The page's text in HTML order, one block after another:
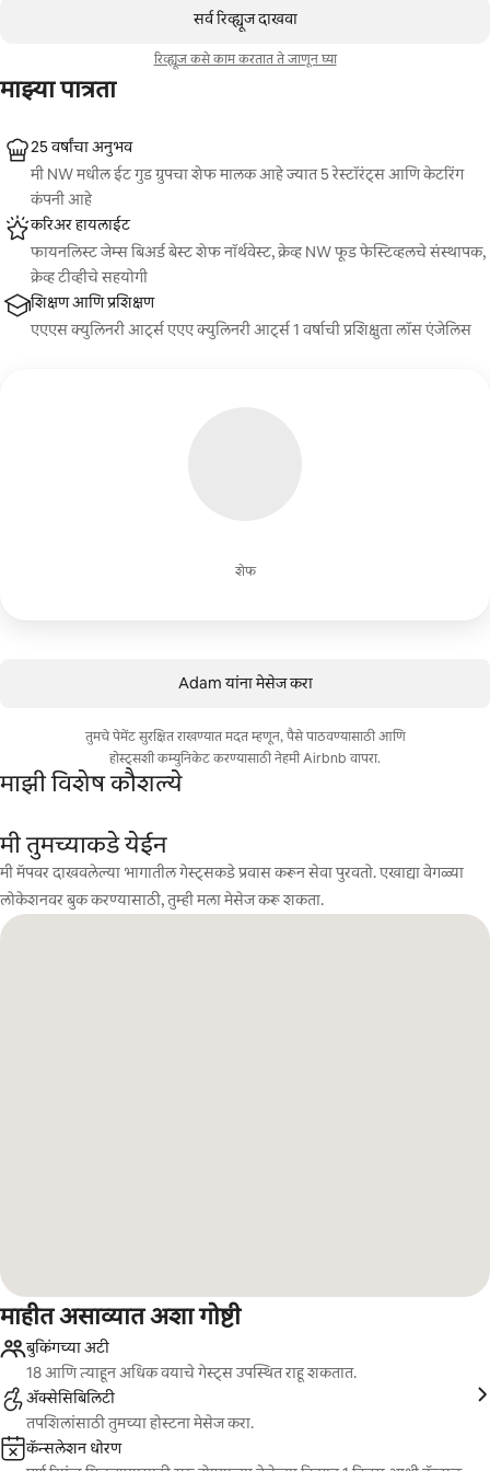
सर्व रिव्ह्यूज दाखवा
रिव्ह्यूज कसे काम करतात ते जाणून घ्या
माझ्या पात्रता
शेफ
25 वर्षांचा अनुभव
मी NW मधील ईट गुड ग्रुपचा शेफ मालक आहे ज्यात 5 रेस्टॉरंट्स आणि केटरिंग
कंपनी आहे
करिअर हायलाईट
फायनलिस्ट जेम्स बिअर्ड बेस्ट शेफ नॉर्थवेस्ट, क्रेव्ह NW फूड फेस्टिव्हलचे संस्थापक,
क्रेव्ह टीव्हीचे सहयोगी
शिक्षण आणि प्रशिक्षण
एएएस क्युलिनरी आर्ट्स एएए क्युलिनरी आर्ट्स 1 वर्षाची प्रशिक्षुता लॉस एंजेलिस
Adam यांना मेसेज करा
तुमचे पेमेंट सुरक्षित राखण्यात मदत म्हणून, पैसे पाठवण्यासाठी आणि
होस्ट्सशी कम्युनिकेट करण्यासाठी नेहमी Airbnb वापरा.
माझी विशेष कौशल्ये
मी तुमच्याकडे येईन
मी मॅपवर दाखवलेल्या भागातील गेस्ट्सकडे प्रवास करून सेवा पुरवतो. एखाद्या वेगळ्या
लोकेशनवर बुक करण्यासाठी, तुम्ही मला मेसेज करू शकता.
माहीत असाव्यात अशा गोष्टी
बुकिंगच्या अटी
18 आणि त्याहून अधिक वयाचे गेस्ट्स उपस्थित राहू शकतात.
ॲक्सेसिबिलिटी
तपशिलांसाठी तुमच्या होस्टना मेसेज करा.
कॅन्सलेशन धोरण